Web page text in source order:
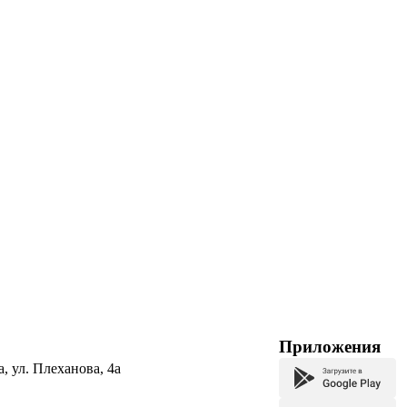
ул. Плеханова, 4а
Приложения